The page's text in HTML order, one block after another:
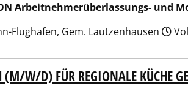
Arbeitnehmerüberlassungs- und
Flughafen, Gem. Lautzenhausen
und Montage GmbH
(M/W/D) FÜR REGIONALE KÜCHE